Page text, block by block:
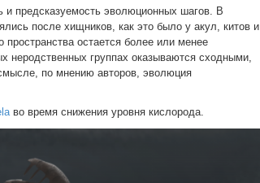
предсказуемость эволюционных шагов. В
после хищников, как это было у акул, китов и
пространства остается более или менее
неродственных группах оказываются сходными,
по мнению авторов, эволюция
во время снижения уровня кислорода.